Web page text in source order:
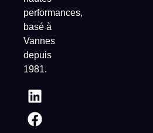
performances,
basé à
Vannes
depuis
1981.